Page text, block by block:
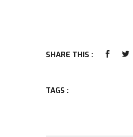
SHARE THIS :
TAGS :